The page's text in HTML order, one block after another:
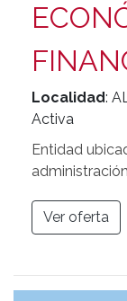
Localidad:
Activa
Entidad
Ver oferta